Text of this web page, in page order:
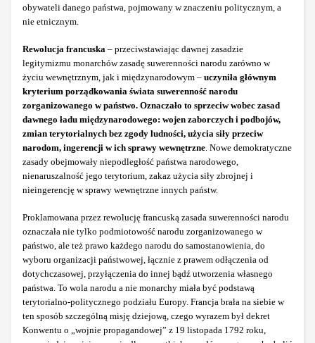
obywateli danego państwa, pojmowany w znaczeniu politycznym, a
nie etnicznym.
Rewolucja francuska – przeciwstawiając dawnej zasadzie
legitymizmu monarchów zasadę suwerenności narodu zarówno w
życiu wewnętrznym, jak i międzynarodowym – uczyniła głównym
kryterium porządkowania świata suwerenność narodu
zorganizowanego w państwo. Oznaczało to sprzeciw wobec zasad
dawnego ładu międzynarodowego: wojen zaborczych i podbojów,
zmian terytorialnych bez zgody ludności, użycia siły przeciw
narodom, ingerencji w ich sprawy wewnętrzne. Nowe demokratyczne
zasady obejmowały niepodległość państwa narodowego,
nienaruszalność jego terytorium, zakaz użycia siły zbrojnej i
nieingerencję w sprawy wewnętrzne innych państw.
Proklamowana przez rewolucję francuską zasada suwerenności narodu
oznaczała nie tylko podmiotowość narodu zorganizowanego w
państwo, ale też prawo każdego narodu do samostanowienia, do
wyboru organizacji państwowej, łącznie z prawem odłączenia od
dotychczasowej, przyłączenia do innej bądź utworzenia własnego
państwa. To wola narodu a nie monarchy miała być podstawą
terytorialno-politycznego podziału Europy. Francja brała na siebie w
ten sposób szczególną misję dziejową, czego wyrazem był dekret
Konwentu o „wojnie propagandowej” z 19 listopada 1792 roku,